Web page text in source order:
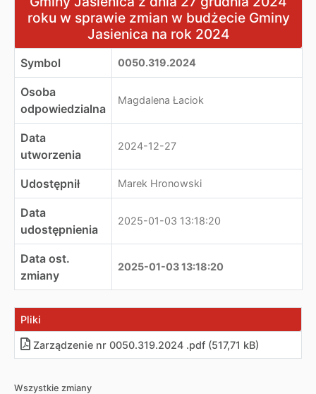
roku w sprawie zmian w budżecie Gminy
Jasienica na rok 2024
Symbol 0050.319.2024
Osoba
odpowiedzialna
Magdalena Łaciok
Data
utworzenia
2024-12-27
Udostępnił Marek Hronowski
Data
udostępnienia
2025-01-03 13:18:20
Data ost.
zmiany
2025-01-03 13:18:20
Pliki
Zarządzenie nr 0050.319.2024 .pdf (517,71 kB)
Wszystkie zmiany